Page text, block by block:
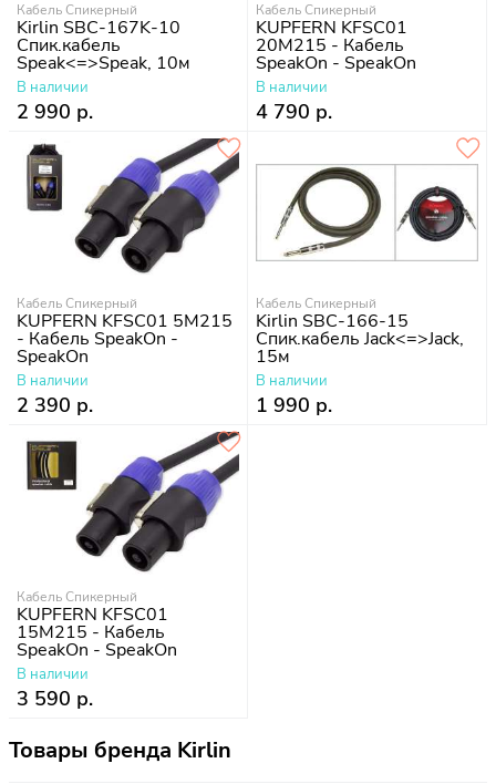
Кабель Спикерный
Kirlin SBC-167K-10
Спик.кабель
Speak<=>Speak, 10м
В наличии
2 990 р.
Кабель Спикерный
KUPFERN KFSC01
20M215 - Кабель
SpeakOn - SpeakOn
В наличии
4 790 р.
Кабель Спикерный
KUPFERN KFSC01 5M215
- Кабель SpeakOn -
SpeakOn
В наличии
2 390 р.
Кабель Спикерный
Kirlin SBC-166-15
Спик.кабель Jack<=>Jack,
15м
В наличии
1 990 р.
Кабель Спикерный
KUPFERN KFSC01
15M215 - Кабель
SpeakOn - SpeakOn
В наличии
3 590 р.
Товары бренда Kirlin